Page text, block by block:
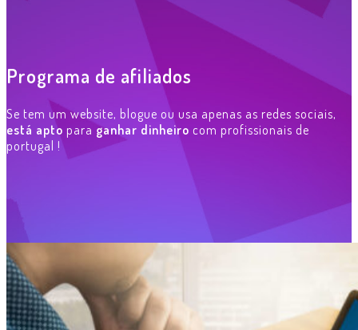
Profissionais de Portugal
Encontre os melhores perto de si...
0
Programa de afiliados
Se tem um website, blogue ou usa apenas as redes sociais,
está apto para ganhar dinheiro com profissionais de
portugal !